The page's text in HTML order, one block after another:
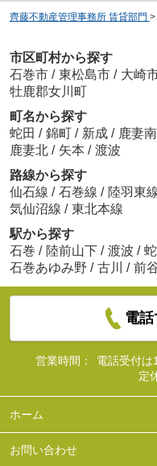
齊藤不動産管理事務所 賃貸部門 >
市区町村から探す
石巻市 / 東松島市 / 大崎
牡鹿郡女川町
町名から探す
蛇田 / 錦町 / 新成 / 鹿妻南
鹿妻北 / 矢本 / 渡波
路線から探す
仙石線 / 石巻線 / 陸羽東
気仙沼線 / 東北本線
駅から探す
石巻 / 陸前山下 / 渡波 /
石巻あゆみ野 / 古川 / 前
電
営業時間：
電話受付
定
ホーム
お問い合わせ